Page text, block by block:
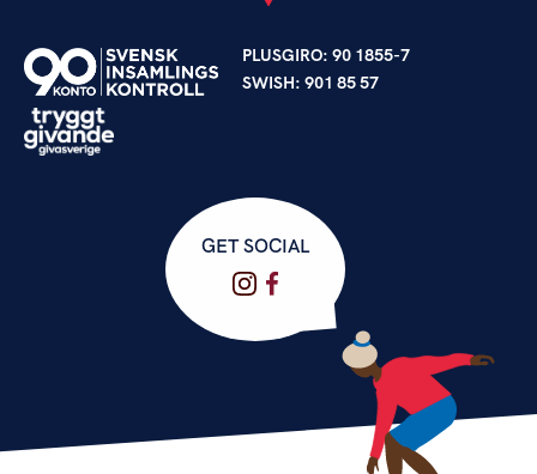
PLUSGIRO: 90 1855-7
SWISH: 901 85 57
GET SOCIAL